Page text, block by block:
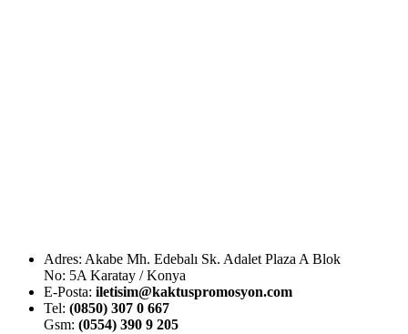
Adres: Akabe Mh. Edebalı Sk. Adalet Plaza A Blok
No: 5A Karatay / Konya
E-Posta: iletisim@kaktuspromosyon.com
Tel: (0850) 307 0 667
Gsm: (0554) 390 9 205